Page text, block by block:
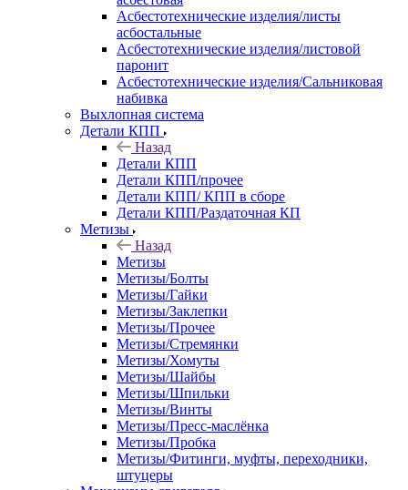
Асбестотехнические изделия/листы
асбостальные
Асбестотехнические изделия/листовой
паронит
Асбестотехнические изделия/Сальниковая
набивка
Выхлопная система
Детали КПП
Назад
Детали КПП
Детали КПП/прочее
Детали КПП/ КПП в сборе
Детали КПП/Раздаточная КП
Метизы
Назад
Метизы
Метизы/Болты
Метизы/Гайки
Метизы/Заклепки
Метизы/Прочее
Метизы/Стремянки
Метизы/Хомуты
Метизы/Шайбы
Метизы/Шпильки
Метизы/Винты
Метизы/Пресс-маслёнка
Метизы/Пробка
Метизы/Фитинги, муфты, переходники,
штуцеры